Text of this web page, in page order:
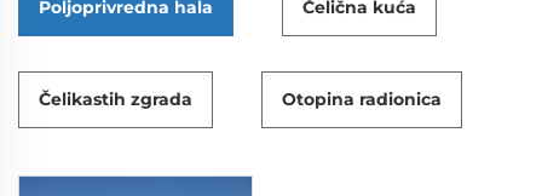
Poljoprivredna hala Čelična kuća
Čelikastih zgrada Otopina radionica